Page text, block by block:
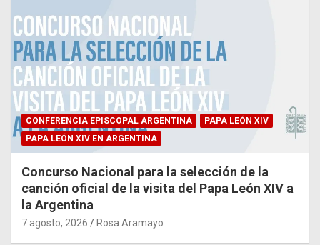
CONFERENCIA EPISCOPAL ARGENTINA
PAPA LEÓN XIV
PAPA LEÓN XIV EN ARGENTINA
Concurso Nacional para la selección de la
canción oficial de la visita del Papa León XIV a
la Argentina
7 agosto, 2026 Rosa Aramayo